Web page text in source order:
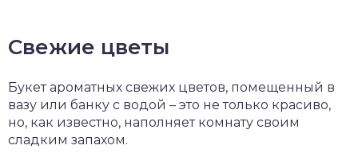
Свежие цветы
Букет ароматных свежих цветов, помещенный в
вазу или банку с водой – это не только красиво,
но, как известно, наполняет комнату своим
сладким запахом.